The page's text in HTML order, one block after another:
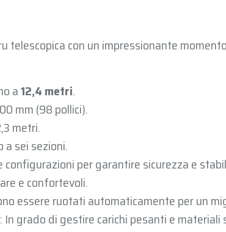
telescopica con un impressionante
a12,4 metri.
mm (98 pollici).
metri.
a sei sezioni.
configurazioni per garantire sicurezza e
e confortevoli.
essere ruotati automaticamente per un
: In grado di gestire carichi pesanti e materiali